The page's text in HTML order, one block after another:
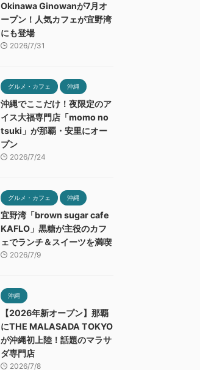
Okinawa Ginowanが7月オ
ープン！人気カフェが宜野湾
にも登場
2026/7/31
グルメ・カフェ 沖縄
沖縄でここだけ！夜限定のア
イス大福専門店「momo no
tsuki」が那覇・安里にオー
プン
2026/7/24
グルメ・カフェ 沖縄
宜野湾「brown sugar cafe
KAFLO」黒糖が主役のカフ
ェでランチ＆スイーツを満喫
2026/7/9
沖縄
【2026年新オープン】那覇
にTHE MALASADA TOKYO
が沖縄初上陸！話題のマラサ
ダ専門店
2026/7/8